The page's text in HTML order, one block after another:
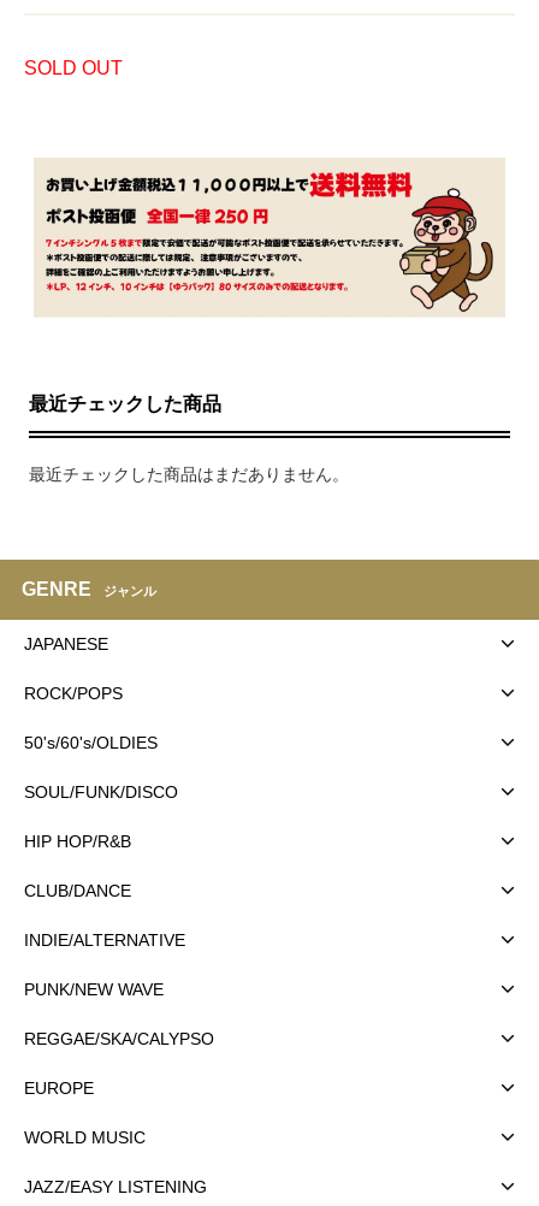
SOLD OUT
最近チェックした商品
最近チェックした商品はまだありません。
GENRE ジャンル
JAPANESE
ROCK/POPS
50's/60's/OLDIES
SOUL/FUNK/DISCO
HIP HOP/R&B
CLUB/DANCE
INDIE/ALTERNATIVE
PUNK/NEW WAVE
REGGAE/SKA/CALYPSO
EUROPE
WORLD MUSIC
JAZZ/EASY LISTENING